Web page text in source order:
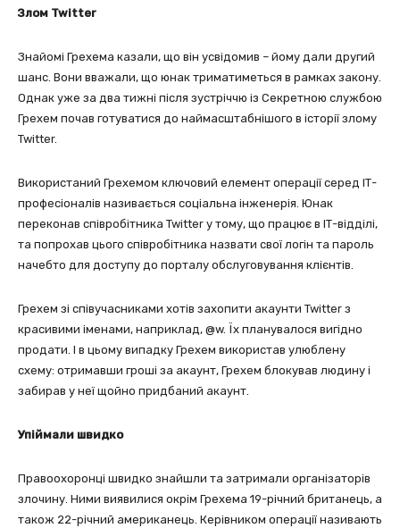
Злом Twitter
Знайомі Грехема казали, що він усвідомив – йому дали другий
шанс. Вони вважали, що юнак триматиметься в рамках закону.
Однак уже за два тижні після зустріччю із Секретною службою
Грехем почав готуватися до наймасштабнішого в історії злому
Twitter.
Використаний Грехемом ключовий елемент операції серед ІТ-
професіоналів називається соціальна інженерія. Юнак
переконав співробітника Twitter у тому, що працює в ІТ-відділі,
та попрохав цього співробітника назвати свої логін та пароль
начебто для доступу до порталу обслуговування клієнтів.
Грехем зі співучасниками хотів захопити акаунти Twitter з
красивими іменами, наприклад, @w. Їх планувалося вигідно
продати. І в цьому випадку Грехем використав улюблену
схему: отримавши гроші за акаунт, Грехем блокував людину і
забирав у неї щойно придбаний акаунт.
Упіймали швидко
Правоохоронці швидко знайшли та затримали організаторів
злочину. Ними виявилися окрім Грехема 19-річний британець, а
також 22-річний американець. Керівником операції називають